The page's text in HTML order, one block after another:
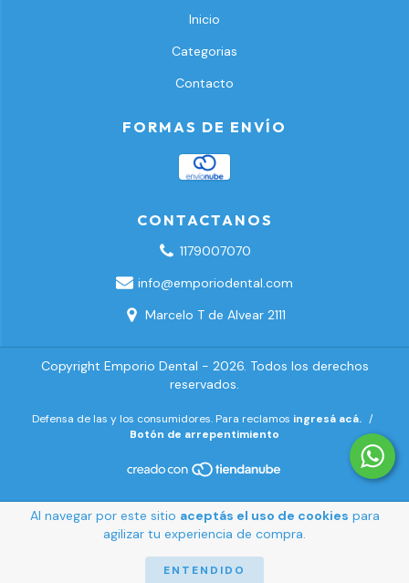
Al navegar por este sitio aceptás el uso de cookies para
agilizar tu experiencia de compra.
ENTENDIDO
Inicio
Categorias
Contacto
FORMAS DE ENVÍO
CONTACTANOS
1179007070
info@emporiodental.com
Marcelo T de Alvear 2111
Copyright Emporio Dental - 2026. Todos los derechos
reservados.
Defensa de las y los consumidores. Para reclamos ingresá acá. /
Botón de arrepentimiento